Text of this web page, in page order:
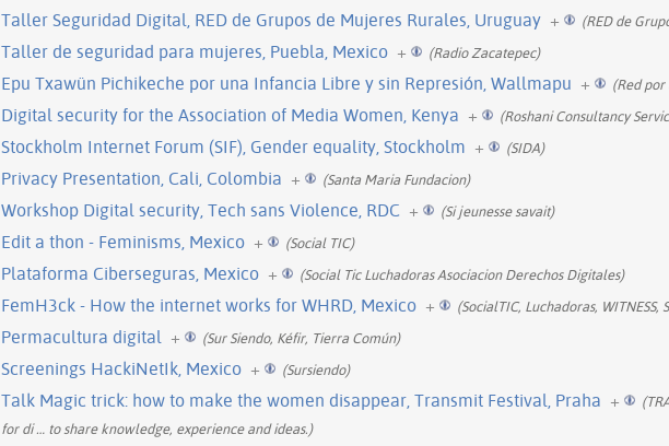
Taller Seguridad Digital, RED de Grupos de Mujeres Rurales, Uruguay + (RED de
Taller de seguridad para mujeres, Puebla, Mexico + (Radio Zacatepec)
Epu Txawün Pichikeche por una Infancia Libre y sin Represión, Wallmapu + (Red
Digital security for the Association of Media Women, Kenya + (Roshani Consultancy
Stockholm Internet Forum (SIF), Gender equality, Stockholm + (SIDA)
Privacy Presentation, Cali, Colombia + (Santa Maria Fundacion)
Workshop Digital security, Tech sans Violence, RDC + (Si jeunesse savait)
Edit a thon - Feminisms, Mexico + (Social TIC)
Plataforma Ciberseguras, Mexico + (Social Tic Luchadoras Asociacion Derechos Digitales)
FemH3ck - How the internet works for WHRD, Mexico + (SocialTIC, Luchadoras,
Permacultura digital + (Sur Siendo, Kéfir, Tierra Común)
Screenings HackiNetIk, Mexico + (Sursiendo)
Talk Magic trick: how to make the women disappear, Transmit Festival, Praha +
for di… to share knowledge, experience and ideas.)